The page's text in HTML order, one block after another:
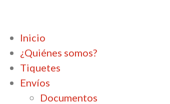
Inicio
¿Quiénes somos?
Tiquetes
Envíos
Documentos